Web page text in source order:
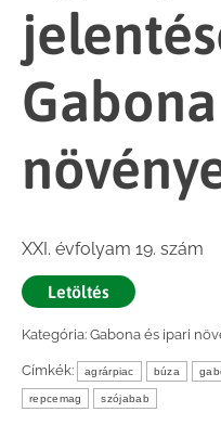
XXI. évfolyam 19. szám
Letöltés
Kategória: Gabona és ipari
Címkék: agrárpiac búza
repcemag szójabab